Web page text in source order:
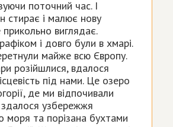
поточний час. І
стирає і малює нову
прикольно виглядає.
і довго були в хмарі.
майже всю Європу.
розійшлися, вдалося
під нами. Це озеро
де ми відпочивали
здалося узбережжя
моря та порізана бухтами